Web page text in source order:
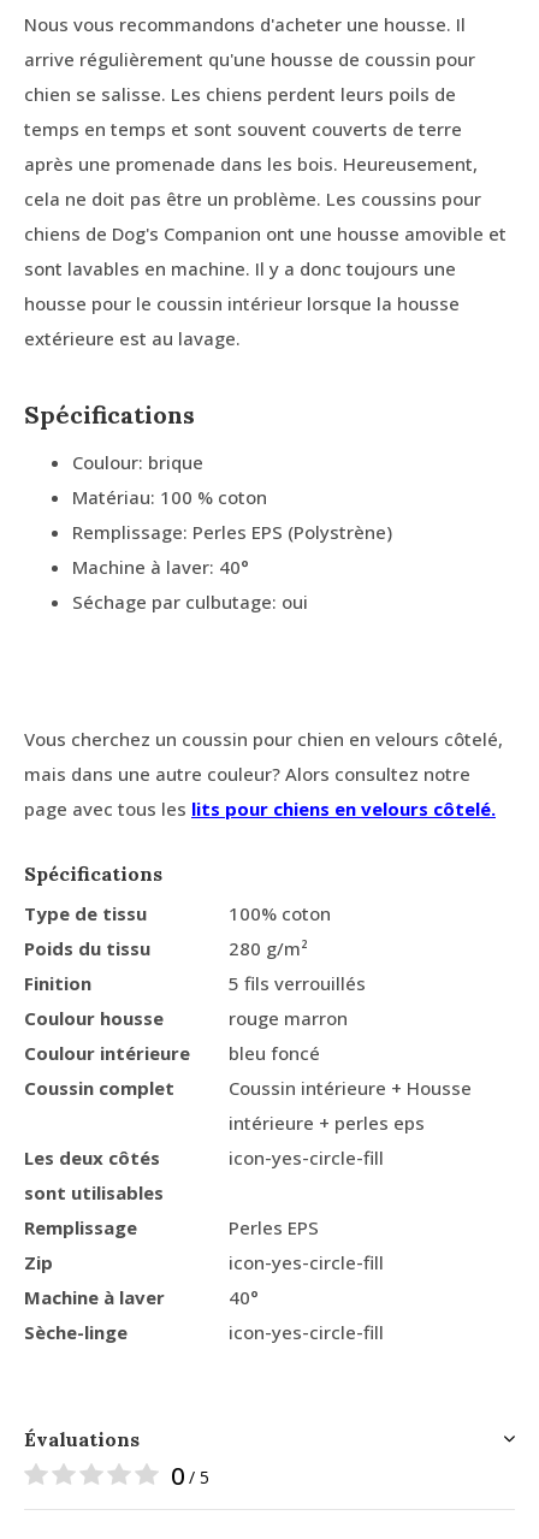
Nous vous recommandons d'acheter une housse. Il
arrive régulièrement qu'une housse de coussin pour
chien se salisse. Les chiens perdent leurs poils de
temps en temps et sont souvent couverts de terre
après une promenade dans les bois. Heureusement,
cela ne doit pas être un problème. Les coussins pour
chiens de Dog's Companion ont une housse amovible et
sont lavables en machine. Il y a donc toujours une
housse pour le coussin intérieur lorsque la housse
extérieure est au lavage.
Spécifications
Coulour: brique
Matériau: 100 % coton
Remplissage: Perles EPS (Polystrène)
Machine à laver: 40°
Séchage par culbutage: oui
Vous cherchez un coussin pour chien en velours côtelé,
mais dans une autre couleur? Alors consultez notre
page avec tous les lits pour chiens en velours côtelé.
Spécifications
Type de tissu
100% coton
Poids du tissu
280 g/m²
Finition
5 fils verrouillés
Coulour housse
rouge marron
Coulour intérieure
bleu foncé
Coussin complet
Coussin intérieure + Housse
intérieure + perles eps
Les deux côtés
sont utilisables
icon-yes-circle-fill
Remplissage
Perles EPS
Zip
icon-yes-circle-fill
Machine à laver
40°
Sèche-linge
icon-yes-circle-fill
Évaluations
0 / 5